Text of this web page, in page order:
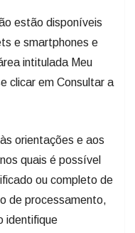
estão disponíveis
e smartphones e
intitulada Meu
clicar em Consultar a
orientações e aos
quais é possível
ou completo de
de processamento,
identifique